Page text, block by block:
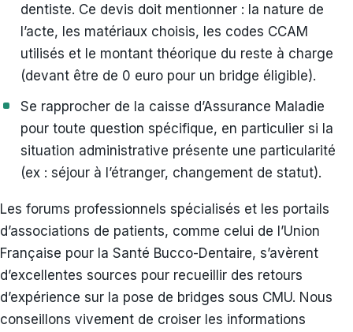
dentiste. Ce devis doit mentionner : la nature de
l’acte, les matériaux choisis, les codes CCAM
utilisés et le montant théorique du reste à charge
(devant être de 0 euro pour un bridge éligible).
Se rapprocher de la caisse d’Assurance Maladie
pour toute question spécifique, en particulier si la
situation administrative présente une particularité
(ex : séjour à l’étranger, changement de statut).
Les forums professionnels spécialisés et les portails
d’associations de patients, comme celui de l’Union
Française pour la Santé Bucco-Dentaire, s’avèrent
d’excellentes sources pour recueillir des retours
d’expérience sur la pose de bridges sous CMU. Nous
conseillons vivement de croiser les informations